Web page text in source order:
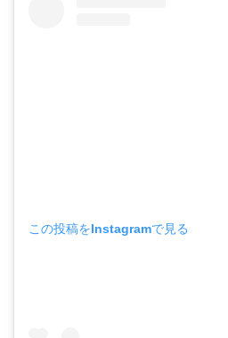
この投稿をInstagramで見る